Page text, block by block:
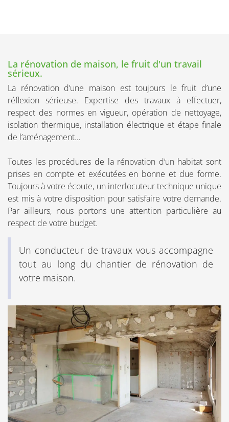
La rénovation de maison, le fruit d'un travail
sérieux.
La rénovation d’une maison est toujours le fruit d’une
réflexion sérieuse. Expertise des travaux à effectuer,
respect des normes en vigueur, opération de nettoyage,
isolation thermique, installation électrique et étape finale
de l’aménagement…
Toutes les procédures de la rénovation d’un habitat sont
prises en compte et exécutées en bonne et due forme.
Toujours à votre écoute, un interlocuteur technique unique
est mis à votre disposition pour satisfaire votre demande.
Par ailleurs, nous portons une attention particulière au
respect de votre budget.
Un conducteur de travaux vous accompagne
tout au long du chantier de rénovation de
votre maison.